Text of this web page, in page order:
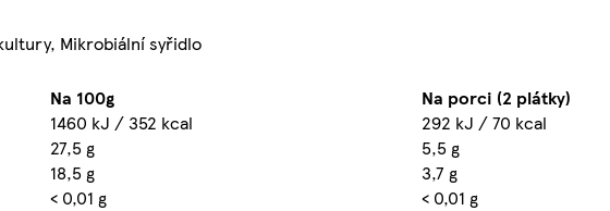
Mikrobiální syřidlo
Na 100g
Na porci (2 plátky)
1460 kJ / 352 kcal
292 kJ / 70 kcal
27,5 g
5,5 g
18,5 g
3,7 g
< 0,01 g
< 0,01 g